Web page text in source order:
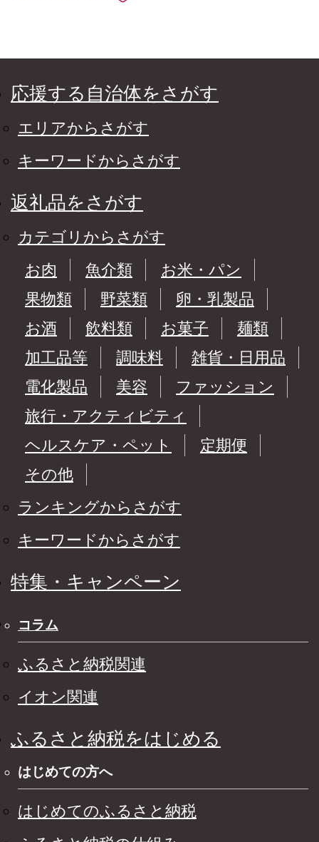
応援する自治体をさがす
エリアからさがす
キーワードからさがす
返礼品をさがす
カテゴリからさがす
お肉
魚介類
お米・パン
果物類
野菜類
卵・乳製品
お酒
飲料類 お菓子
麺類
加工品等
調味料
雑貨・日用品
電化製品
美容
ファッション
旅行・アクティビティ
ヘルスケア・ペット
定期便
その他
ランキングからさがす
キーワードからさがす
特集・キャンペーン
コラム
ふるさと納税関連
イオン関連
ふるさと納税をはじめる
はじめての方へ
はじめてのふるさと納税